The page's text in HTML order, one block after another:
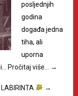
posljednjih
godina
događa jedna
tiha, ali
uporna
Pročitaj više… →
→